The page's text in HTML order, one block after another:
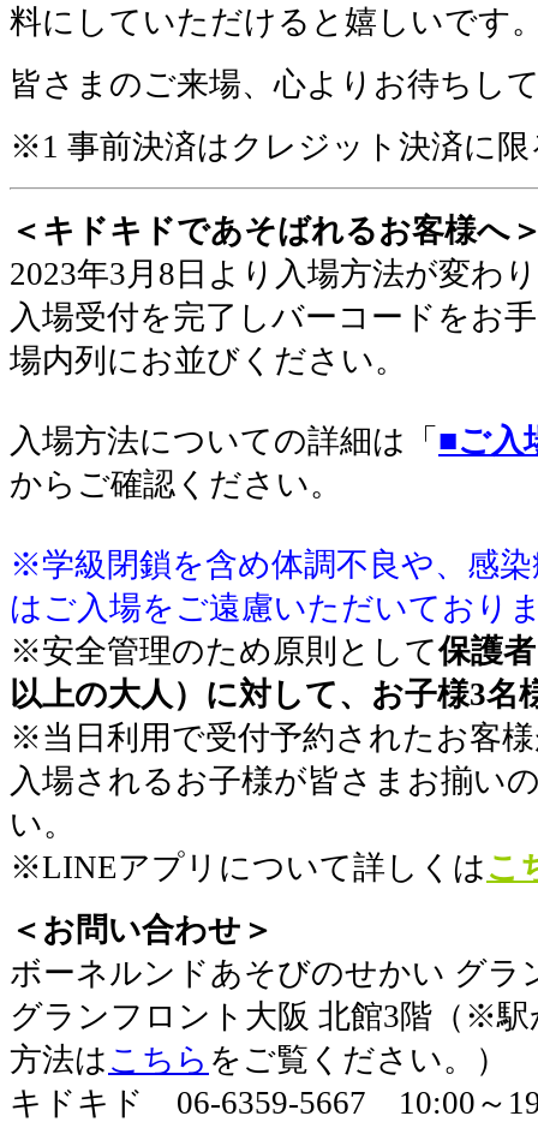
料にしていただけると嬉しいです
皆さまのご来場、心よりお待ちし
※1 事前決済はクレジット決済に限
＜キドキドであそばれるお客様へ
2023年3月8日より入場方法が変わ
入場受付を完了しバーコードをお
場内列にお並びください。
入場方法についての詳細は「 ■ご入
からご確認ください。
※学級閉鎖を含め体調不良や、感
はご入場をご遠慮いただいており
※安全管理のため原則として保護
以上の大人）に対して、お子様3名
※当日利用で受付予約されたお客
入場されるお子様が皆さまお揃い
い。
※LINEアプリについて詳しくは こ
＜お問い合わせ＞
ボーネルンドあそびのせかい グラ
グランフロント大阪 北館3階（※
方法は こちら をご覧ください。）
キドキド 06-6359-5667 10:00～